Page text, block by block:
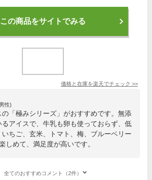
この商品をサイトでみる
価格と在庫を楽天でチェック >>
性)
の「極みシリーズ」がおすすめです。無添
るアイスで、牛乳も卵も使っておらず、低
ちご、玄米、トマト、梅、ブルーベリー
しめて、満足度が高いです。
全てのおすすめコメント（2件）